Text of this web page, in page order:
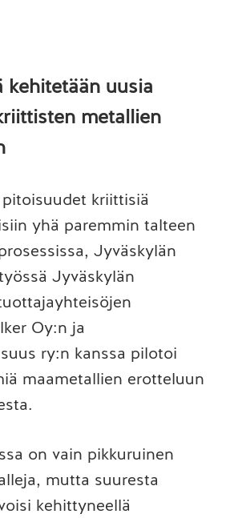
kehitetään uusia
metallien
kriittisiä
yhä paremmin talteen
Jyväskylän
Jyväskylän
Oy:n ja
ry:n kanssa pilotoi
maametallien erotteluun
on vain pikkuruinen
mutta suuresta
kehittyneellä